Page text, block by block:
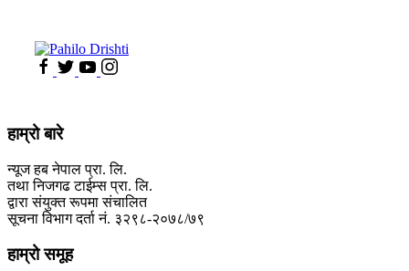
हाम्रो बारे
न्यूज हब नेपाल प्रा. लि.
तथा निजगढ टाईम्स प्रा. लि.
द्वारा संयुक्त रूपमा संचालित
सूचना विभाग दर्ता नं. ३२९८-२०७८/७९
हाम्रो समूह